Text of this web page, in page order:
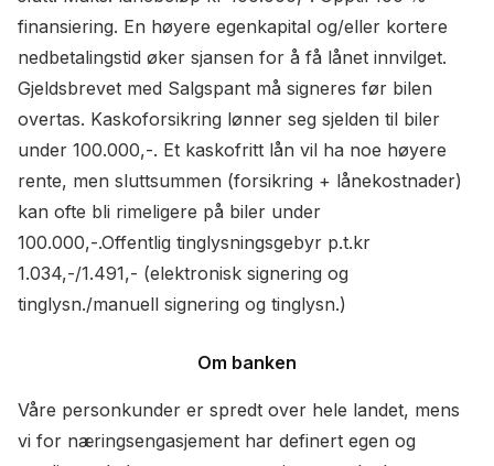
finansiering. En høyere egenkapital og/eller kortere
nedbetalingstid øker sjansen for å få lånet innvilget.
Gjeldsbrevet med Salgspant må signeres før bilen
overtas. Kaskoforsikring lønner seg sjelden til biler
under 100.000,-. Et kaskofritt lån vil ha noe høyere
rente, men sluttsummen (forsikring + lånekostnader)
kan ofte bli rimeligere på biler under
100.000,-.Offentlig tinglysningsgebyr p.t.kr
1.034,-/1.491,- (elektronisk signering og
tinglysn./manuell signering og tinglysn.)
Om banken
Våre personkunder er spredt over hele landet, mens
vi for næringsengasjement har definert egen og